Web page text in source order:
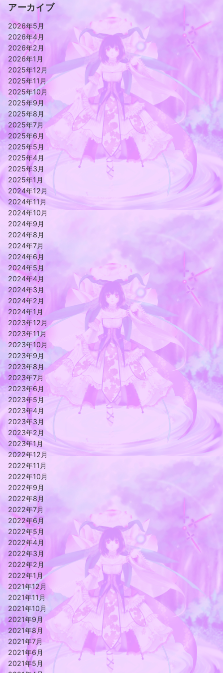
アーカイブ
2026年5月
2026年4月
2026年2月
2026年1月
2025年12月
2025年11月
2025年10月
2025年9月
2025年8月
2025年7月
2025年6月
2025年5月
2025年4月
2025年3月
2025年1月
2024年12月
2024年11月
2024年10月
2024年9月
2024年8月
2024年7月
2024年6月
2024年5月
2024年4月
2024年3月
2024年2月
2024年1月
2023年12月
2023年11月
2023年10月
2023年9月
2023年8月
2023年7月
2023年6月
2023年5月
2023年4月
2023年3月
2023年2月
2023年1月
2022年12月
2022年11月
2022年10月
2022年9月
2022年8月
2022年7月
2022年6月
2022年5月
2022年4月
2022年3月
2022年2月
2022年1月
2021年12月
2021年11月
2021年10月
2021年9月
2021年8月
2021年7月
2021年6月
2021年5月